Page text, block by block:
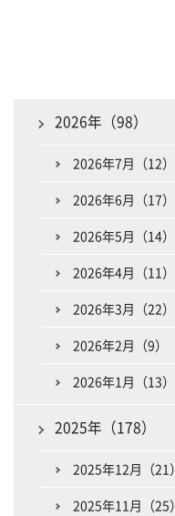
2026年（98）
2026年7月（12）
2026年6月（17）
2026年5月（14）
2026年4月（11）
2026年3月（22）
2026年2月（9）
2026年1月（13）
2025年（178）
2025年12月（21）
2025年11月（25）